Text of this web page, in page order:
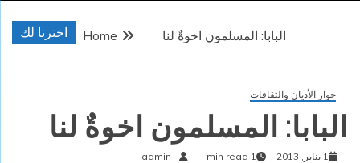
اخترنا لك Home البابا: المسلمون اخوةٌ لنا
حوار الأديان والثقافات
البابا: المسلمون اخوةٌ لنا
1 يناير, 2013 1 min read
admin